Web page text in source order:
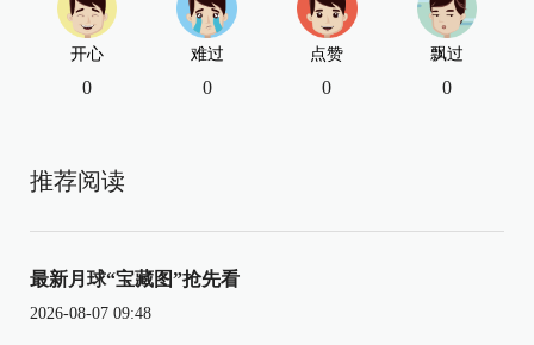
开心
0
难过
0
点赞
0
飘过
0
推荐阅读
最新月球“宝藏图”抢先看
2026-08-07 09:48